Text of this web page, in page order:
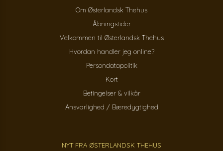
Om Østerlandsk Thehus
Åbningstider
Velkommen til Østerlandsk Thehus
Hvordan handler jeg online?
Persondatapolitik
Kort
Betingelser & vilkår
Ansvarlighed / Bæredygtighed
NYT FRA ØSTERLANDSK THEHUS